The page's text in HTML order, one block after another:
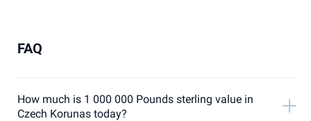
FAQ
How much is 1 000 000 Pounds sterling value in
Czech Korunas today?